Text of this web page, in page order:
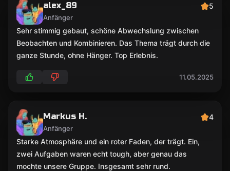
alex_89
Anfänger
5
Sehr stimmig gebaut, schöne Abwechslung zwischen
Beobachten und Kombinieren. Das Thema trägt durch die
ganze Stunde, ohne Hänger. Top Erlebnis.
11.05.2025
Markus H.
Anfänger
4
Starke Atmosphäre und ein roter Faden, der trägt. Ein,
zwei Aufgaben waren echt tough, aber genau das
mochte unsere Gruppe. Insgesamt sehr rund.